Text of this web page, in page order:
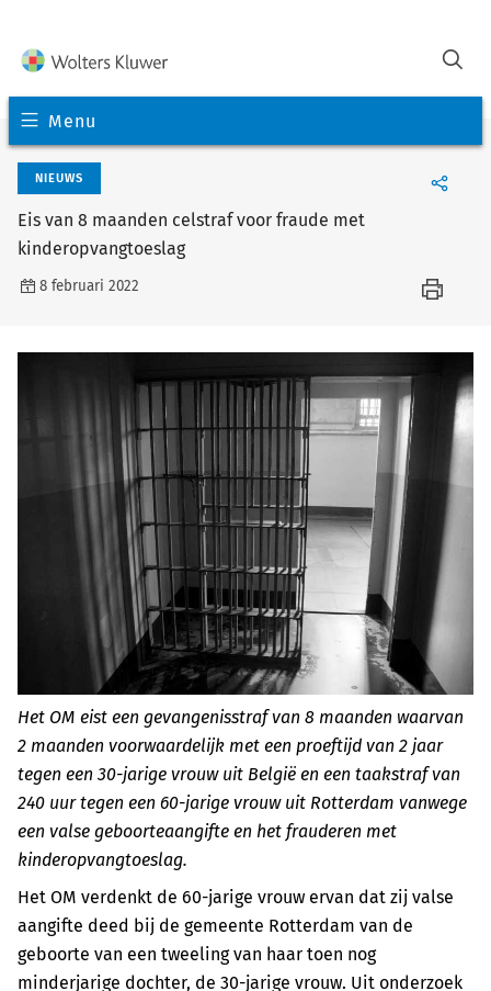
Menu
NIEUWS
Eis van 8 maanden celstraf voor fraude met
kinderopvangtoeslag
8 februari 2022
Het OM eist een gevangenisstraf van 8 maanden waarvan
2 maanden voorwaardelijk met een proeftijd van 2 jaar
tegen een 30-jarige vrouw uit België en een taakstraf van
240 uur tegen een 60-jarige vrouw uit Rotterdam vanwege
een valse geboorteaangifte en het frauderen met
kinderopvangtoeslag.
Het OM verdenkt de 60-jarige vrouw ervan dat zij valse
aangifte deed bij de gemeente Rotterdam van de
geboorte van een tweeling van haar toen nog
minderjarige dochter, de 30-jarige vrouw. Uit onderzoek